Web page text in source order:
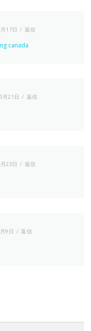
17日 返信
canada
月21日 返信
23日 返信
9日 返信